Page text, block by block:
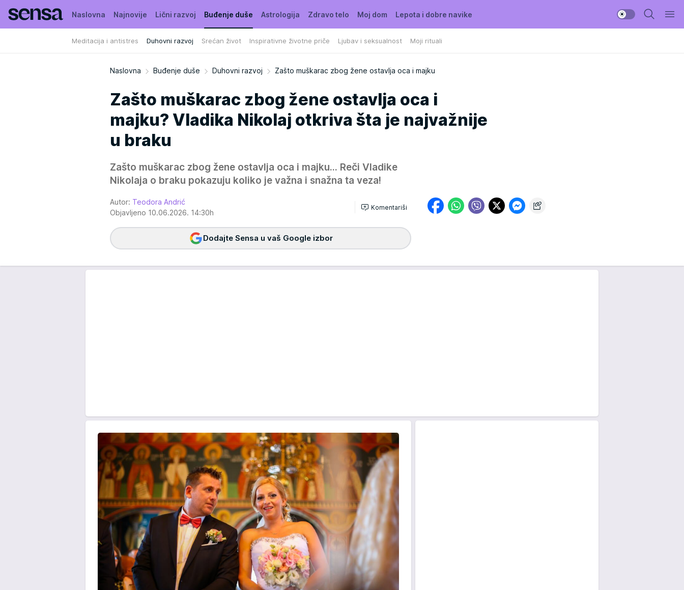
Naslovna Najnovije Lični razvoj Buđenje duše
Meditacija i antistres Duhovni razvoj Srećan život Inspirativne životne priče Ljubav i seksualnost Moji rituali
Astrologija Zdravo telo Moj dom Lepota i dobre navike
Naslovna Buđenje duše Duhovni razvoj Zašto muškarac zbog žene ostavlja oca i majku
Zašto muškarac zbog žene ostavlja oca i
majku? Vladika Nikolaj otkriva šta je najvažnije
u braku
Zašto muškarac zbog žene ostavlja oca i majku... Reči Vladike
Nikolaja o braku pokazuju koliko je važna i snažna ta veza!
Autor: Teodora Andrić
Objavljeno 10.06.2026. 14:30h
Komentariši
Dodajte Sensa u vaš Google izbor